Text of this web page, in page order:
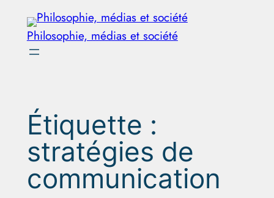
Aller
contenu
Philosophie, médias et société
Étiquette :
stratégies de
communication